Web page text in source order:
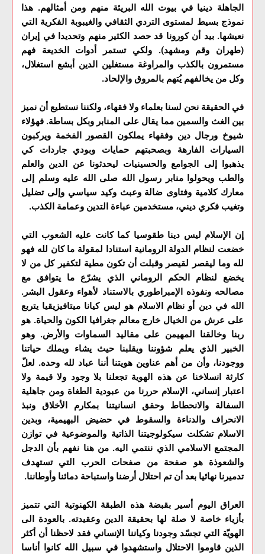
الجاهلة دينيا في بيوت الله البريئة منهم ومن أمثالهم. هذا
نموذج بسيط لمستوى التردي الثقافي والغيبوبة الفكرية التي
نعيشها. بيد أن كورونا قد حصد الكثير منهم وتحديدا في إيران
(طهران وقم ومشهد). ولكي تستمر أدوات الخديعة فهم
مستمرون بالكذب والمراوغة مستغلين الدين أبشع استغلال،
وكل من يخالفهم يُتهم بالمروق والإلحاد.
في الحقيقة نحن لسنا بعلماء ولا فقهاء، ولكننا نستطيع أن نميز
بين الغث والسمين مما يقال على المنابر وبكل بساطة. فهؤلاء
شيوخ ورجال دين وفقهاء يملكون القصور الفخمة ويركبون
السيارات الفارهة وبصحبتهم حمايات وبودي جاردات كي
يذهبوا إلى الجوامع والحسينيات ليحدثونا عن الدين والعلم
والطب ويحولوا منابر رسول الله صلى الله عليه وسلم إلى
معارك كلامية وفتاوى ضالة وعبث وكيد سياسي وإلى تضليل
وتغيب فكري ديني، مستخدمين عباءة التدين وعمامة الكذب.
إن الإسلام ليس دينا طقوسيا كما كانت عليه الشعوب التي
خضعت لنظام الدولة الرومانية استنادا لمقولة ما كان لله فهو
لله وما ليقصر لقيصر وقبلت أن تكون مطية لتكفير كل من لا
يخضع لنظام الحكم الروماني الذي يشرّع ما يتوافق مع
مصالحه ونفوذه الإمبراطوري بالاستناد لأهواء وعقول البشر.
الله في دين أو نظام الاسلام هو ليس كيانا ميتافيزيقيا يتربع
على عرش من الخيال خارج معالم جغرافيا الكون والحياة. هو
ربنا وخالقنا المهيمن على مقاليد السماوات والأرض. وهو
الخبير الذي يعلم شؤوننا ويقلبنا حيث يشاء ويملك حياتنا
ووجودنا، وأن من أهم عناوين هويتنا أننا عباد لله وحده. لعلّ
كارثة انسلاخنا عن هذه الهوية تجعلنا بلا وجود ولا قيمة ولا
اعتبار إنساني، الإسلام حررنا من عبودية الطغاة ومن جاهلية
السفالة والانحطاط وحقق انسانيتنا بمكارم الأخلاق ونبذ
الانحراف والدناءة والسقوط في حضيض البهيمية، وبدين
الاسلام تشكلت سيكولوجيتنا الذاتية والموضوعية في توازن
المجتمع الاسلامي الذي ننتمي اليه. من هنا نفهم بأن الدجل
والشعوذة هو صفحة من صفحات الحرب التي تستهدف
تدميرنا نهائيا بعد أن تم احتلال أرضنا واستباحة دمائنا وأوطاننا.
العراق اليوم أسير بقبضة هذه الطبقة الكهنوتية التي تتميز
بأزياء خاصة لا صلة لها بحقيقة الدين وعقيدته. بالعودة الى
الهويّة التي تجسّد وجودنا وكياننا الإنساني فقد لاحظنا أن أكثر
الذين قاوموا الاحتلال واستشهدوا في سبيل الله كانوا أناسا